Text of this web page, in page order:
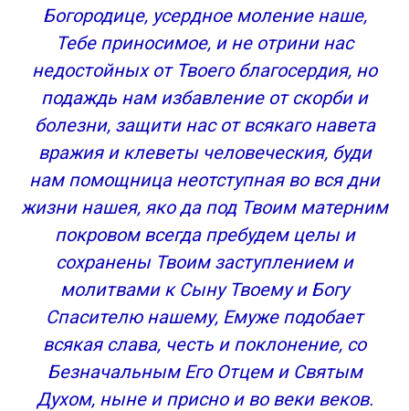
Богородице, усердное моление наше,
Тебе приносимое, и не отрини нас
недостойных от Твоего благосердия, но
подаждь нам избавление от скорби и
болезни, защити нас от всякаго навета
вражия и клеветы человеческия, буди
нам помощница неотступная во вся дни
жизни нашея, яко да под Твоим матерним
покровом всегда пребудем целы и
сохранены Твоим заступлением и
молитвами к Сыну Твоему и Богу
Спасителю нашему, Емуже подобает
всякая слава, честь и поклонение, со
Безначальным Его Отцем и Святым
Духом, ныне и присно и во веки веков.